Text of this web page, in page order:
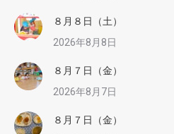
８月８日（土）
2026年8月8日
８月７日（金）
2026年8月7日
８月７日（金）